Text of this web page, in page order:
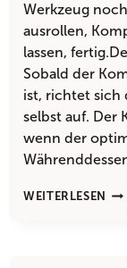
Werkzeug
ausrollen,
lassen,
Sobald der
ist, richtet sich
selbst auf. Der
wenn der
WEITERLESEN
IST